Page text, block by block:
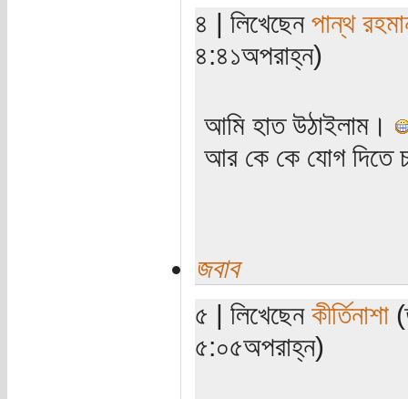
৪ | লিখেছেন পান্থ
৪:৪১অপরাহ্ন)
আমি হাত উঠাইলাম।
আর কে কে যোগ দিতে
জবাব
৫ | লিখেছেন কীর্তিনাশা
৫:০৫অপরাহ্ন)